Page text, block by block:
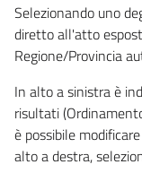
Selezionando uno
diretto all'atto
Regione/Provincia
In alto a sinistra è
risultati
è possibile
alto a destra,